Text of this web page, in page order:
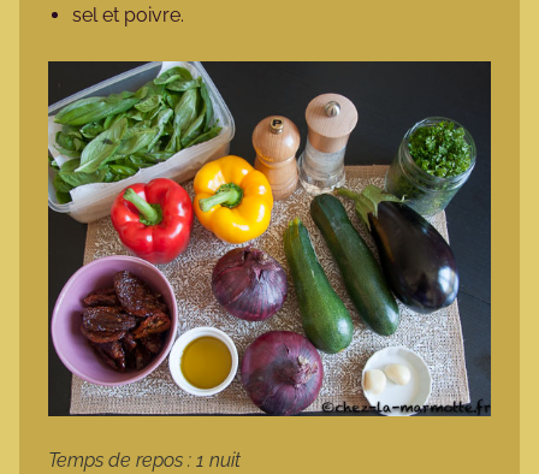
sel et poivre.
Temps de repos : 1 nuit